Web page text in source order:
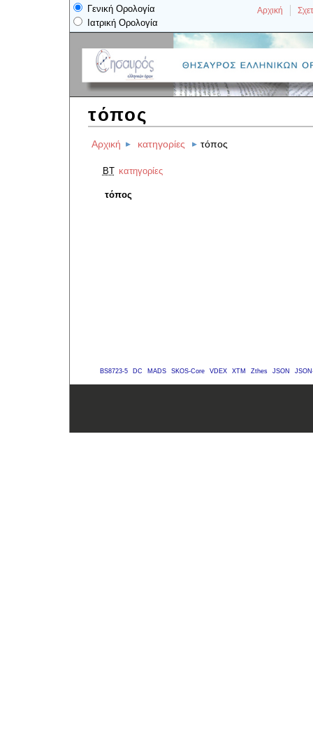
Γενική Ορολογία
Ιατρική Ορολογία
Αρχική
τόπος
Αρχική κατηγορίες τόπος
BT κατηγορίες
τόπος
BS8723-5 DC MADS SKOS-Core VDEX XTM Zthes JSON